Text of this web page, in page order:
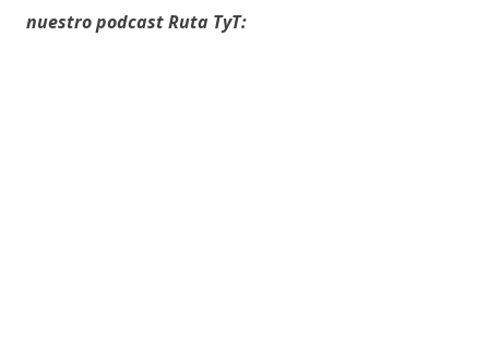
nuestro podcast Ruta TyT: